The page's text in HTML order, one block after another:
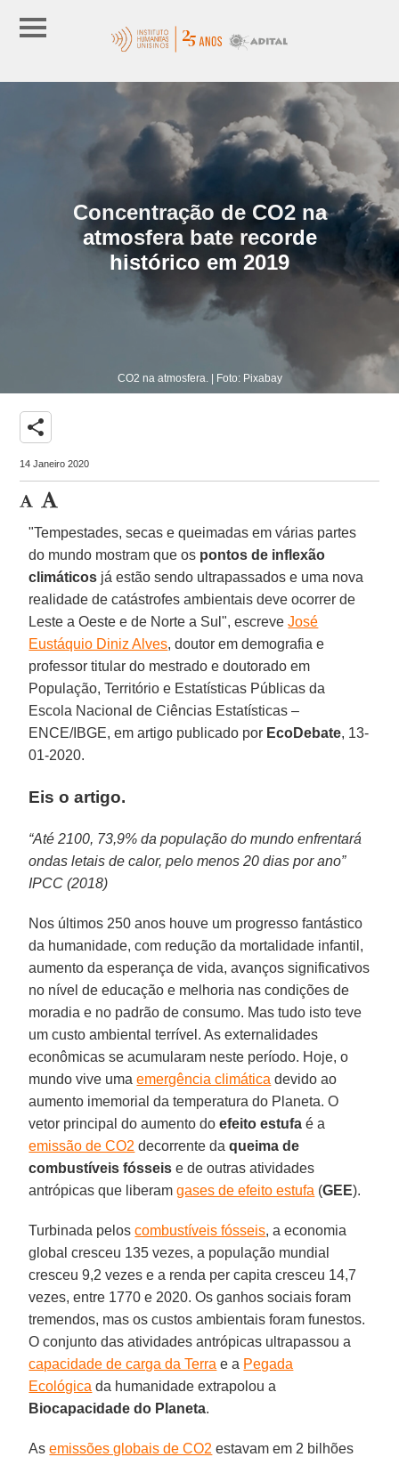
Concentração de CO2 na
atmosfera bate recorde
histórico em 2019
CO2 na atmosfera. | Foto: Pixabay
share
14 Janeiro 2020
"Tempestades, secas e queimadas em várias partes
do mundo mostram que os pontos de inflexão
climáticos já estão sendo ultrapassados e uma nova
realidade de catástrofes ambientais deve ocorrer de
Leste a Oeste e de Norte a Sul", escreveJosé
Eustáquio Diniz Alves, doutor em demografia e
professor titular do mestrado e doutorado em
População, Território e Estatísticas Públicas da
Escola Nacional de Ciências Estatísticas –
ENCE/IBGE, em artigo publicado por EcoDebate, 13-
01-2020.
Eis o artigo.
“Até 2100, 73,9% da população do mundo enfrentará
ondas letais de calor, pelo menos 20 dias por ano”
IPCC (2018)
Nos últimos 250 anos houve um progresso fantástico
da humanidade, com redução da mortalidade infantil,
aumento da esperança de vida, avanços significativos
no nível de educação e melhoria nas condições de
moradia e no padrão de consumo. Mas tudo isto teve
um custo ambiental terrível. As externalidades
econômicas se acumularam neste período. Hoje, o
mundo vive umaemergência climática devido ao
aumento imemorial da temperatura do Planeta. O
vetor principal do aumento do efeito estufa é a
emissão de CO2 decorrente daqueima de
combustíveis fósseis e de outras atividades
antrópicas que liberamgases de efeito estufa (GEE).
Turbinada peloscombustíveis fósseis, a economia
global cresceu 135 vezes, a população mundial
cresceu 9,2 vezes e a renda per capita cresceu 14,7
vezes, entre 1770 e 2020. Os ganhos sociais foram
tremendos, mas os custos ambientais foram funestos.
O conjunto das atividades antrópicas ultrapassou a
capacidade de carga da Terra e a Pegada
Ecológica da humanidade extrapolou a
Biocapacidade do Planeta.
Asemissões globais de CO2 estavam em 2 bilhões